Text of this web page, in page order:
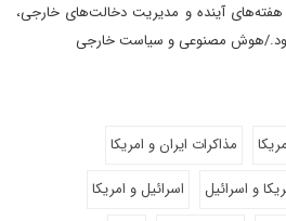
آینده و مدیریت دخالت‌های خارجی،
بود./هوش مصنوعی و سیاست خارجی
مذاکرات ایران و امریکا
و اسرائیل
اسرائیل و امریکا